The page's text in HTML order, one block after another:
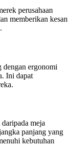
perusahaan
memberikan kesan
dengan ergonomi
Ini dapat
meja
panjang yang
kebutuhan